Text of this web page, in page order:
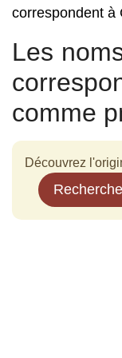
correspondent à
Les
comme
Découvrez